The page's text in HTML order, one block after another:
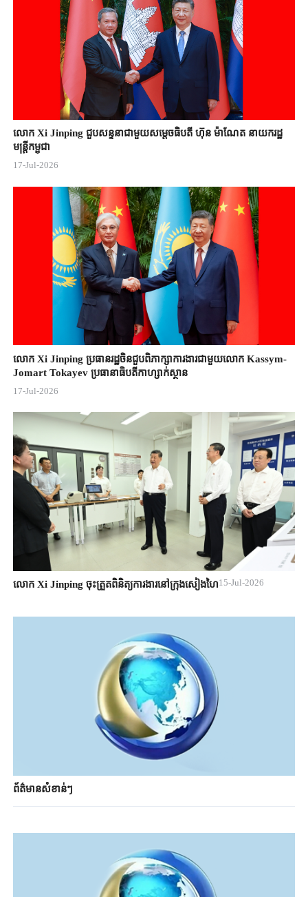
លោក Xi Jinping ជួបសន្ទនាជាមួយសម្តេចធិបតី ហ៊ុន ម៉ាណែត នាយករដ្ឋ
មន្ត្រីកម្ពុជា
17-Jul-2026
លោក Xi Jinping ប្រធានរដ្ឋចិន​ជួបពិភាក្សា​ការងារជាមួយ​លោក Kassym-
Jomart ​Tokayev ​ប្រធានាធិបតី​កាហ្សាក់ស្ថាន​
17-Jul-2026
លោក Xi Jinping ចុះត្រួតពិនិត្យការងារនៅក្រុងសៀងហៃ15-Jul-2026
ព័ត៌មានសំខាន់ៗ​​